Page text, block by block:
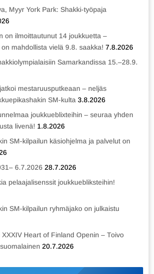
Myyr York Park: Shakki-työpaja
on ilmoittautunut 14 joukkuetta –
mahdollista vielä 9.8. saakka! 7.8.2026
Samarkandissa 15.–28.9.
mestaruusputkeaan – neljäs
SM-kulta 3.8.2026
joukkueblixteihin – seuraa yhden
livenä! 1.8.2026
SM-kilpailun käsiohjelma ja palvelut on
6.7.2026 28.7.2026
pelaajalisenssit joukkuebliksteihin!
SM-kilpailun ryhmäjako on julkaistu
Heart of Finland Openin – Toivo
20.7.2026